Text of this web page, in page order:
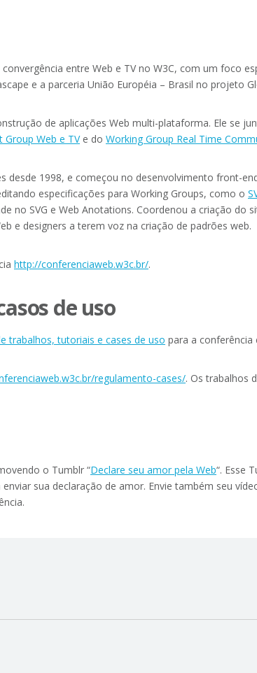
entre Web e TV no W3C, com um foco
e a parceria União Européia – Brasil no projeto
de aplicações Web multi-plataforma. Ele se
Group Web e TVe do Working Group Real Time
desde 1998, e começou no desenvolvimento front-
especificações para Working Groups, como o
no SVG e Web Anotations. Coordenou a criação do
e designers a terem voz na criação de padrões web.
http://conferenciaweb.w3c.br/.
de uso
trabalhos, tutoriais e cases de uso para a conferência
regulamento-cases/. Os trabalhos
o Tumblr “Declare seu amor pela Web“. Esse
sua declaração de amor. Envie também seu